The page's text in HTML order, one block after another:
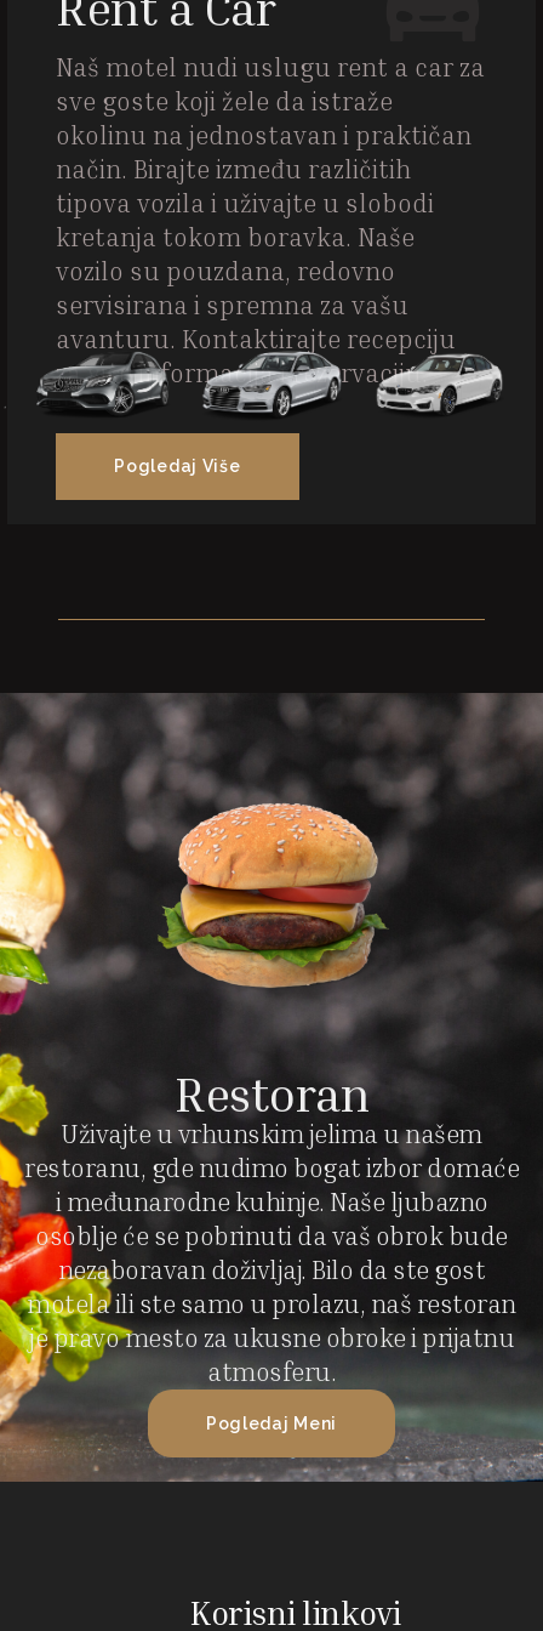
Naš motel nudi uslugu rent a car za
sve goste koji žele da istraže
okolinu na jednostavan i praktičan
način. Birajte između različitih
tipova vozila i uživajte u slobodi
kretanja tokom boravka. Naše
vozilo su pouzdana, redovno
servisirana i spremna za vašu
avanturu. Kontaktirajte recepciju
za više informacija i rezervaciju.
Pogledaj Više
Restoran
Uživajte u vrhunskim jelima u našem
restoranu, gde nudimo bogat izbor domaće
i međunarodne kuhinje. Naše ljubazno
osoblje će se pobrinuti da vaš obrok bude
nezaboravan doživljaj. Bilo da ste gost
motela ili ste samo u prolazu, naš restoran
je pravo mesto za ukusne obroke i prijatnu
atmosferu.
Pogledaj Meni
Korisni linkovi